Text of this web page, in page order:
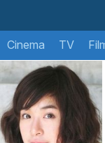
Cinema TV